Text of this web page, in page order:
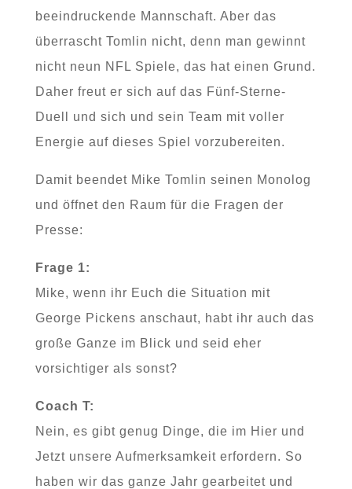
beeindruckende Mannschaft. Aber das
überrascht Tomlin nicht, denn man gewinnt
nicht neun NFL Spiele, das hat einen Grund.
Daher freut er sich auf das Fünf-Sterne-
Duell und sich und sein Team mit voller
Energie auf dieses Spiel vorzubereiten.
Damit beendet Mike Tomlin seinen Monolog
und öffnet den Raum für die Fragen der
Presse:
Frage 1:
Mike, wenn ihr Euch die Situation mit
George Pickens anschaut, habt ihr auch das
große Ganze im Blick und seid eher
vorsichtiger als sonst?
Coach T:
Nein, es gibt genug Dinge, die im Hier und
Jetzt unsere Aufmerksamkeit erfordern. So
haben wir das ganze Jahr gearbeitet und